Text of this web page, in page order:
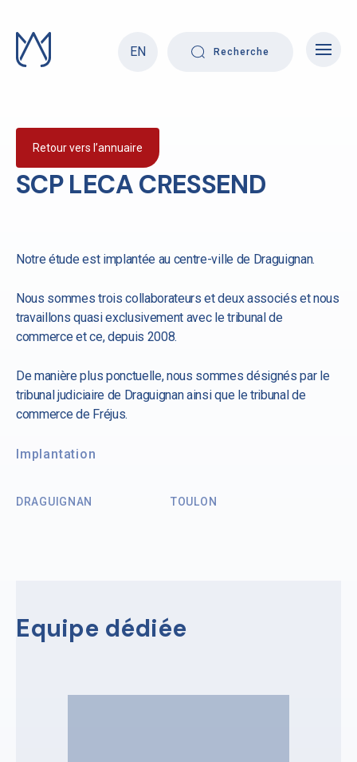
content
EN
Recherche
SCP LECA CRESSEND
Retour vers l’annuaire
Implantation
DRAGUIGNAN TOULON
Notre étude est implantée au centre-ville de Draguignan.
Nous sommes trois collaborateurs et deux associés et nous
travaillons quasi exclusivement avec le tribunal de
commerce et ce, depuis 2008.
De manière plus ponctuelle, nous sommes désignés par le
tribunal judiciaire de Draguignan ainsi que le tribunal de
commerce de Fréjus.
Equipe dédiée